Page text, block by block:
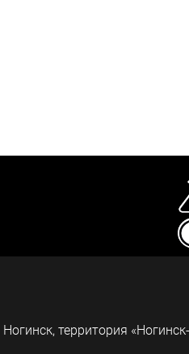
Ногинск, территория «Ногинск-